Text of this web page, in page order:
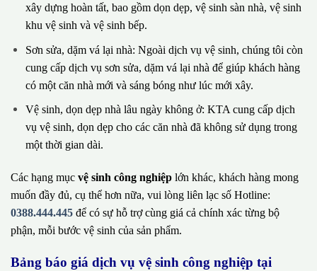
xây dựng hoàn tất, bao gồm dọn dẹp, vệ sinh sàn nhà, vệ sinh
khu vệ sinh và vệ sinh bếp.
Sơn sửa, dặm vá lại nhà: Ngoài dịch vụ vệ sinh, chúng tôi còn
cung cấp dịch vụ sơn sửa, dặm vá lại nhà để giúp khách hàng
có một căn nhà mới và sáng bóng như lúc mới xây.
Vệ sinh, dọn dẹp nhà lâu ngày không ở: KTA cung cấp dịch
vụ vệ sinh, dọn dẹp cho các căn nhà đã không sử dụng trong
một thời gian dài.
Các hạng mục vệ sinh công nghiệp lớn khác, khách hàng mong
muốn đầy đủ, cụ thể hơn nữa, vui lòng liên lạc số Hotline:
0388.444.445 để có sự hỗ trợ cùng giá cả chính xác từng bộ
phận, mỗi bước vệ sinh của sản phẩm.
Bảng báo giá dịch vụ vệ sinh công nghiệp tại